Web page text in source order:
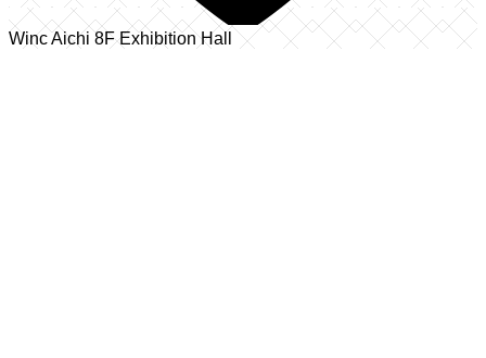
Winc Aichi 8F Exhibition Hall